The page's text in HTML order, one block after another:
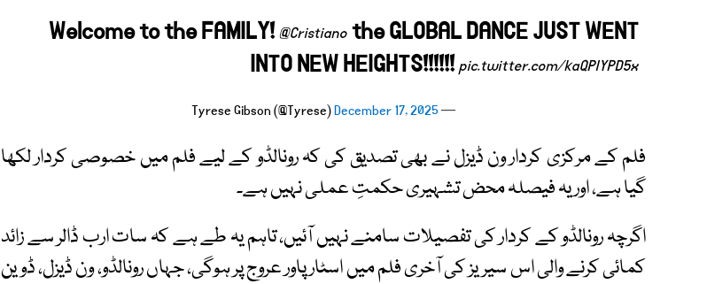
Welcome to the FAMILY! @Cristiano the GLOBAL DANCE JUST WENT
INTO NEW HEIGHTS!!!!!!pic.twitter.com/kaQPIYPD5x
— Tyrese Gibson (@Tyrese)
December 17, 2025
فلم کے مرکزی کردار ون ڈیزل نے بھی تصدیق کی کہ رونالڈو کے لیے فلم میں خصوصی کردار لکھا
گیا ہے، اور یہ فیصلہ محض تشہیری حکمتِ عملی نہیں ہے۔
اگرچہ رونالڈو کے کردار کی تفصیلات سامنے نہیں آئیں، تاہم یہ طے ہے کہ سات ارب ڈالر سے زائد
کمائی کرنے والی اس سیریز کی آخری فلم میں اسٹار پاور عروج پر ہوگی، جہاں رونالڈو، ون ڈیزل، ڈوین